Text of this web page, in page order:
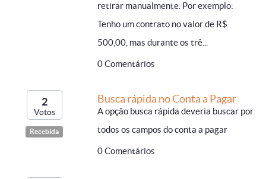
retirar manualmente. Por exemplo:
Tenho um contrato no valor de R$
500,00, mas durante os trê...
0 Comentários
2
Votos
Recebida
Busca rápida no Conta a Pagar
A opção busca rápida deveria buscar por
todos os campos do conta a pagar
0 Comentários